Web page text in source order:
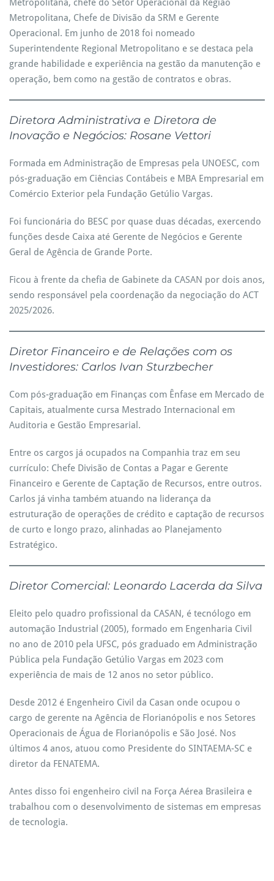
Metropolitana, chefe do Setor Operacional da Região
Metropolitana, Chefe de Divisão da SRM e Gerente
Operacional. Em junho de 2018 foi nomeado
Superintendente Regional Metropolitano e se destaca pela
grande habilidade e experiência na gestão da manutenção e
operação, bem como na gestão de contratos e obras.
Diretora Administrativa e Diretora de
Inovação e Negócios: Rosane Vettori
Formada em Administração de Empresas pela UNOESC, com
pós-graduação em Ciências Contábeis e MBA Empresarial em
Comércio Exterior pela Fundação Getúlio Vargas.
Foi funcionária do BESC por quase duas décadas, exercendo
funções desde Caixa até Gerente de Negócios e Gerente
Geral de Agência de Grande Porte.
Ficou à frente da chefia de Gabinete da CASAN por dois anos,
sendo responsável pela coordenação da negociação do ACT
2025/2026.
Diretor Financeiro e de Relações com os
Investidores: Carlos Ivan Sturzbecher
Com pós-graduação em Finanças com Ênfase em Mercado de
Capitais, atualmente cursa Mestrado Internacional em
Auditoria e Gestão Empresarial.
Entre os cargos já ocupados na Companhia traz em seu
currículo: Chefe Divisão de Contas a Pagar e Gerente
Financeiro e Gerente de Captação de Recursos, entre outros.
Carlos já vinha também atuando na liderança da
estruturação de operações de crédito e captação de recursos
de curto e longo prazo, alinhadas ao Planejamento
Estratégico.
Diretor Comercial: Leonardo Lacerda da Silva
Eleito pelo quadro profissional da CASAN, é tecnólogo em
automação Industrial (2005), formado em Engenharia Civil
no ano de 2010 pela UFSC, pós graduado em Administração
Pública pela Fundação Getúlio Vargas em 2023 com
experiência de mais de 12 anos no setor público.
Desde 2012 é Engenheiro Civil da Casan onde ocupou o
cargo de gerente na Agência de Florianópolis e nos Setores
Operacionais de Água de Florianópolis e São José. Nos
últimos 4 anos, atuou como Presidente do SINTAEMA-SC e
diretor da FENATEMA.
Antes disso foi engenheiro civil na Força Aérea Brasileira e
trabalhou com o desenvolvimento de sistemas em empresas
de tecnologia.